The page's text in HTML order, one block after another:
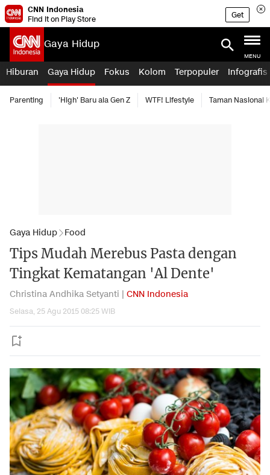
CNN Indonesia
Find it on Play Store
Get
Gaya Hidup
MENU
Hiburan Gaya Hidup Fokus Kolom Terpopuler Infografis
Parenting 'High' Baru ala Gen Z WTF! Lifestyle Taman Nasional
Gaya Hidup Food
Tips Mudah Merebus Pasta dengan
Tingkat Kematangan 'Al Dente'
Christina Andhika Setyanti | CNN Indonesia
Selasa, 25 Agu 2015 08:25 WIB